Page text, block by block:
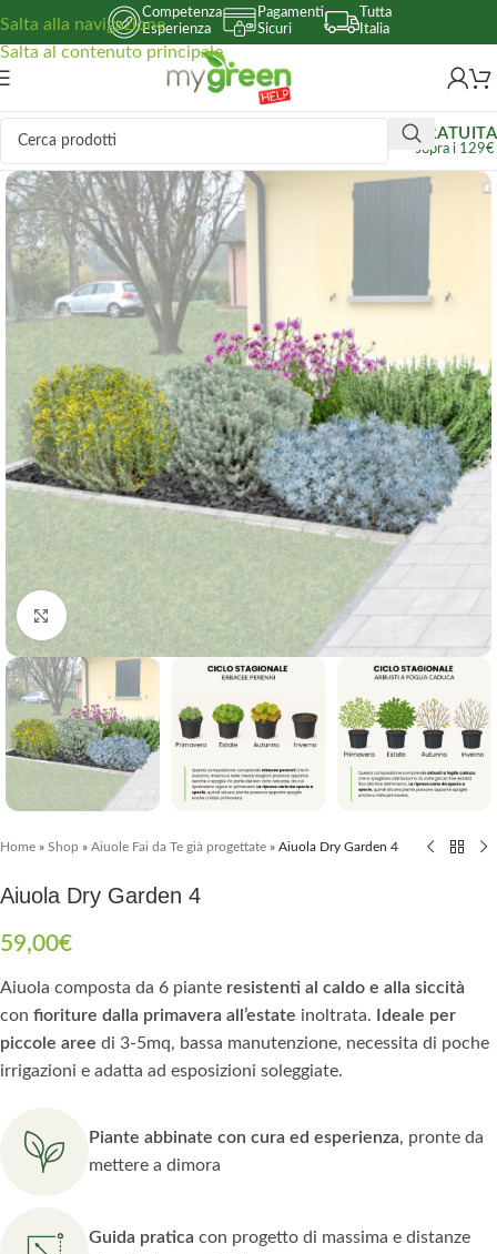
Salta alla navigazione
Salta al contenuto principale
Competenza
Esperienza
Pagamenti
Sicuri
Tutta
Italia
GRATUITA
sopra i 129€
Clicca per ingrandire
Home » Shop » Aiuole Fai da Te già progettate » Aiuola Dry Garden 4
Aiuola Dry Garden 4
59,00€
Aiuola composta da 6 piante resistenti al caldo e alla siccità
con fioriture dalla primavera all’estate inoltrata.
Ideale per
piccole aree di 3-5mq, bassa manutenzione, necessita di poche
irrigazioni e adatta ad esposizioni soleggiate.
Piante abbinate con cura ed esperienza, pronte da
mettere a dimora
Guida pratica con progetto di massima e distanze